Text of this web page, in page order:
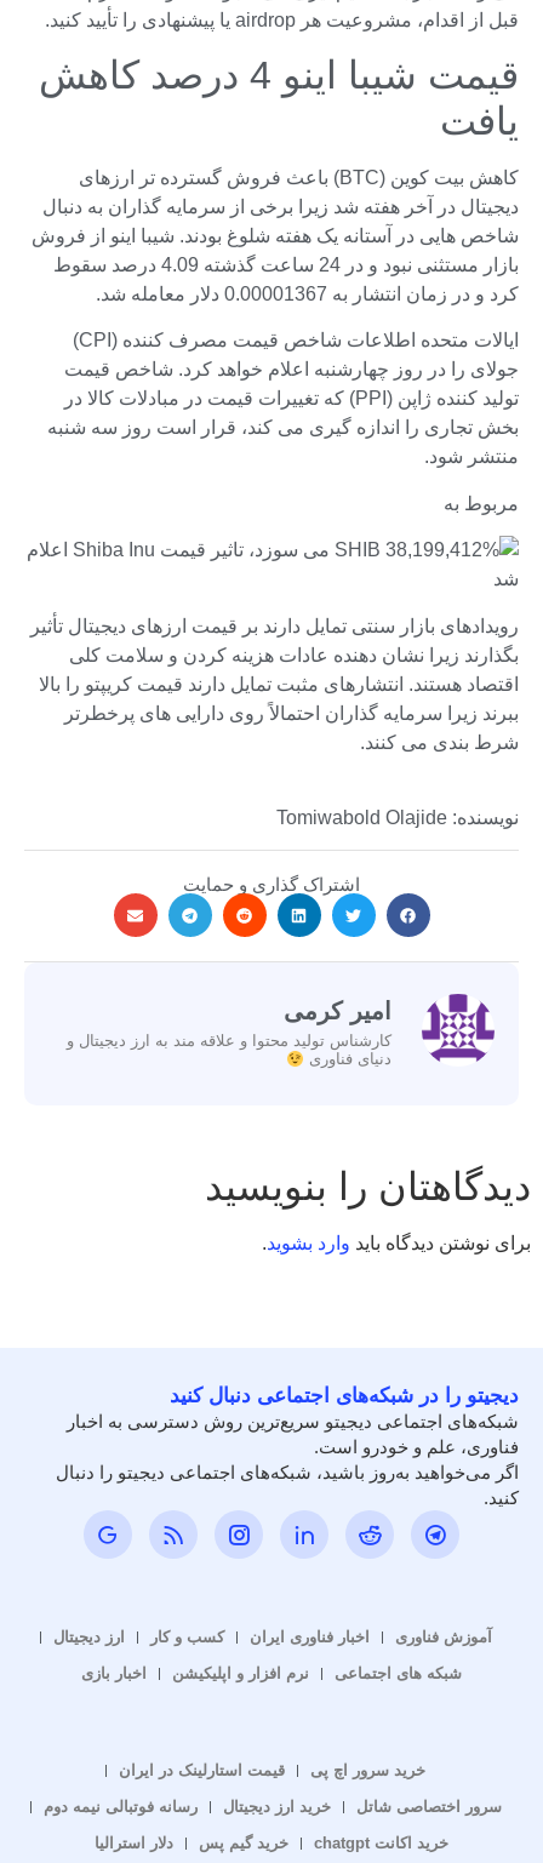
قبل از اقدام، مشروعیت هر airdrop یا پیشنهادی را تأیید کنید.
قیمت شیبا اینو 4 درصد کاهش
یافت
کاهش بیت کوین (BTC) باعث فروش گسترده تر ارزهای
دیجیتال در آخر هفته شد زیرا برخی از سرمایه گذاران به دنبال
شاخص هایی در آستانه یک هفته شلوغ بودند. شیبا اینو از فروش
بازار مستثنی نبود و در 24 ساعت گذشته 4.09 درصد سقوط
کرد و در زمان انتشار به 0.00001367 دلار معامله شد.
ایالات متحده اطلاعات شاخص قیمت مصرف کننده (CPI)
جولای را در روز چهارشنبه اعلام خواهد کرد. شاخص قیمت
تولید کننده ژاپن (PPI) که تغییرات قیمت در مبادلات کالا در
بخش تجاری را اندازه گیری می کند، قرار است روز سه شنبه
منتشر شود.
مربوط به
رویدادهای بازار سنتی تمایل دارند بر قیمت ارزهای دیجیتال تأثیر
بگذارند زیرا نشان دهنده عادات هزینه کردن و سلامت کلی
اقتصاد هستند. انتشارهای مثبت تمایل دارند قیمت کریپتو را بالا
ببرند زیرا سرمایه گذاران احتمالاً روی دارایی های پرخطرتر
شرط بندی می کنند.
نویسنده: Tomiwabold Olajide
اشتراک گذاری و حمایت
امیر کرمی
کارشناس تولید محتوا و علاقه مند به ارز دیجیتال و
دنیای فناوری
دیدگاهتان را بنویسید
برای نوشتن دیدگاه باید وارد بشوید.
دیجیتو را در شبکه‌های اجتماعی دنبال کنید
شبکه‌های اجتماعی دیجیتو سریع‌ترین روش دسترسی به اخبار
فناوری، علم و خودرو است.
اگر می‌خواهید به‌روز باشید، شبکه‌های اجتماعی دیجیتو را دنبال
کنید.
آموزش فناوری اخبار فناوری ایران کسب و کار
ارز دیجیتال
شبکه های اجتماعی
نرم افزار و اپلیکیشن اخبار بازی
خرید سرور اچ پی
قیمت استارلینک در ایران
سرور اختصاصی شاتل
خرید ارز دیجیتال
رسانه فوتبالی نیمه دوم
خرید اکانت chatgpt
خرید گیم پس دلار استرالیا